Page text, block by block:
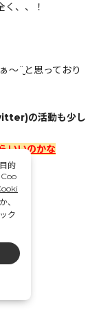
、、！
〜¨̮と思っており
の活動も少し
いいのかな
的
、
ク